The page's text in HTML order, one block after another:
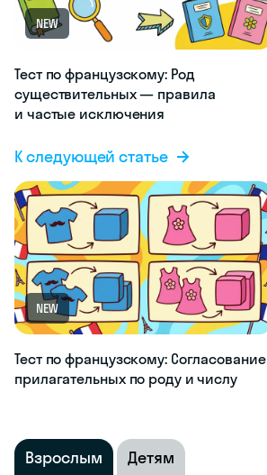
NEW
Тест по французскому: Род
существительных — правила
и частые исключения
К следующей статье
NEW
Тест по французскому: Согласование
прилагательных по роду и числу
Взрослым Детям